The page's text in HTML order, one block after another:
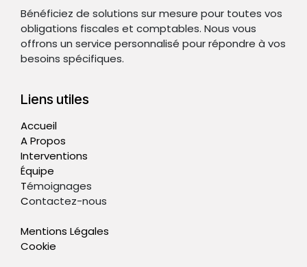
Bénéficiez de solutions sur mesure pour toutes vos
obligations fiscales et comptables. Nous vous
offrons un service personnalisé pour répondre à vos
besoins spécifiques.
Liens utiles
Accueil
A Propos
Interventions
Équipe
Témoignages
Contactez-nous
Mentions Légales
Cookie